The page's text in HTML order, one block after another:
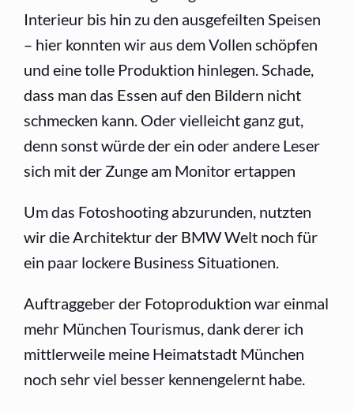
Interieur bis hin zu den ausgefeilten Speisen
– hier konnten wir aus dem Vollen schöpfen
und eine tolle Produktion hinlegen. Schade,
dass man das Essen auf den Bildern nicht
schmecken kann. Oder vielleicht ganz gut,
denn sonst würde der ein oder andere Leser
sich mit der Zunge am Monitor ertappen
Um das Fotoshooting abzurunden, nutzten
wir die Architektur der BMW Welt noch für
ein paar lockere Business Situationen.
Auftraggeber der Fotoproduktion war einmal
mehr München Tourismus, dank derer ich
mittlerweile meine Heimatstadt München
noch sehr viel besser kennengelernt habe.